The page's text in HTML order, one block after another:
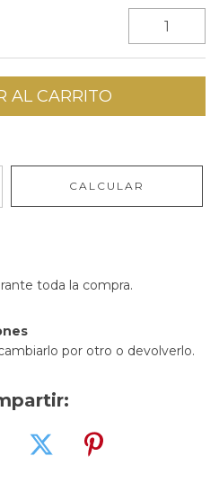
CALCULAR
toda la compra.
por otro o devolverlo.